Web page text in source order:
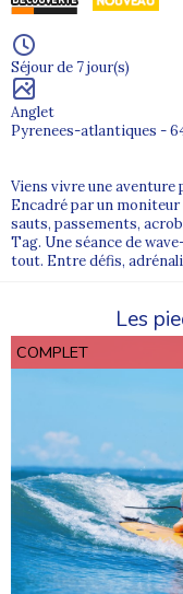
Séjour de 7 jour(s)
Anglet
Pyrenees-atlantiques -
Viens vivre une aventure
Encadré par un
sauts, passements,
Tag. Une séance de
tout. Entre défis,
Les
COMPLET